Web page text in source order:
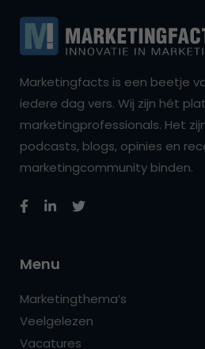
Marketingfacts is een beetje
iedere dag vers. Wij zijn hét
marketingprofessionals. Het
podcasts, blogs, opinies en
marketingcommunity binden.
Menu
Marketingthema’s
Veelgelezen
Vacatures